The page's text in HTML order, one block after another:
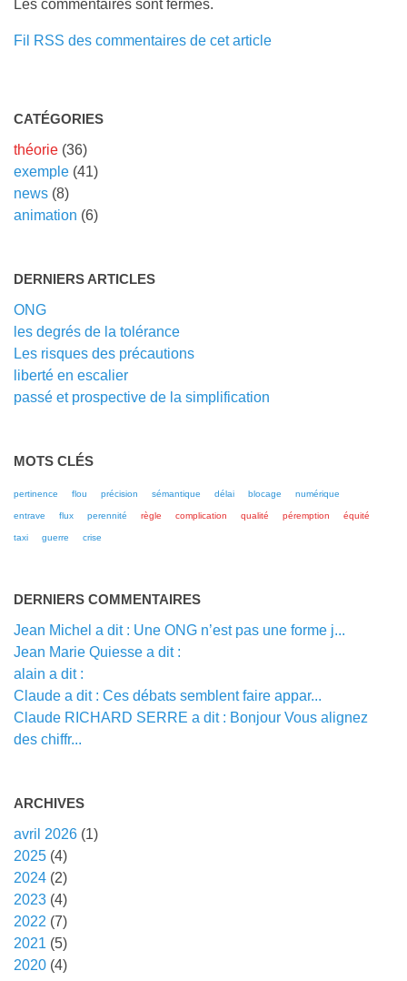
Les commentaires sont fermés.
Fil RSS des commentaires de cet article
CATÉGORIES
théorie (36)
exemple (41)
news (8)
animation (6)
DERNIERS ARTICLES
ONG
les degrés de la tolérance
Les risques des précautions
liberté en escalier
passé et prospective de la simplification
MOTS CLÉS
pertinence flou précision sémantique délai blocage numérique
entrave flux perennité règle complication qualité péremption équité
taxi guerre crise
DERNIERS COMMENTAIRES
Jean Michel a dit : Une ONG n’est pas une forme j...
Jean Marie Quiesse a dit :
alain a dit :
Claude a dit : Ces débats semblent faire appar...
Claude RICHARD SERRE a dit : Bonjour Vous alignez
des chiffr...
ARCHIVES
avril 2026 (1)
2025 (4)
2024 (2)
2023 (4)
2022 (7)
2021 (5)
2020 (4)